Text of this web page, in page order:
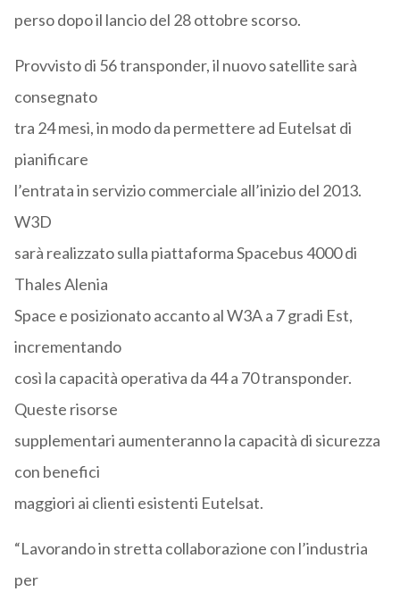
perso dopo il lancio del 28 ottobre scorso.
Provvisto di 56 transponder, il nuovo satellite sarà
consegnato
tra 24 mesi, in modo da permettere ad Eutelsat di
pianificare
l’entrata in servizio commerciale all’inizio del 2013.
W3D
sarà realizzato sulla piattaforma Spacebus 4000 di
Thales Alenia
Space e posizionato accanto al W3A a 7 gradi Est,
incrementando
così la capacità operativa da 44 a 70 transponder.
Queste risorse
supplementari aumenteranno la capacità di sicurezza
con benefici
maggiori ai clienti esistenti Eutelsat.
“Lavorando in stretta collaborazione con l’industria
per